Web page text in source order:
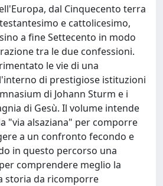
dal Cinquecento terra
e cattolicesimo,
a fine Settecento in modo
tra le due confessioni.
le vie di una
di prestigiose istituzioni
di Johann Sturm e i
di Gesù. Il volume intende
"via alsaziana" per comporre
a un confronto fecondo e
in questo percorso una
comprendere meglio la
storia da ricomporre